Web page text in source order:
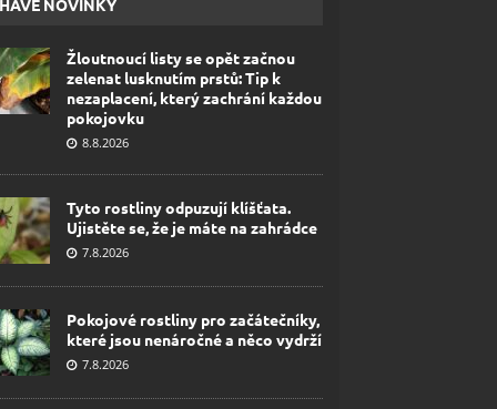
Žloutnoucí listy se opět začnou
zelenat lusknutím prstů: Tip k
nezaplacení, který zachrání každou
pokojovku
8.8.2026
Tyto rostliny odpuzují klíšťata.
Ujistěte se, že je máte na zahrádce
7.8.2026
Pokojové rostliny pro začátečníky,
které jsou nenáročné a něco vydrží
7.8.2026